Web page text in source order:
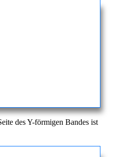
des Y-förmigen Bandes ist